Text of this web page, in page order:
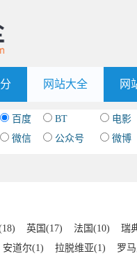
网站大全 网
百度 BT 电影
微信
公众号 微博
英国(17) 法国(10) 瑞
安道尔(1) 拉脱维亚(1) 罗